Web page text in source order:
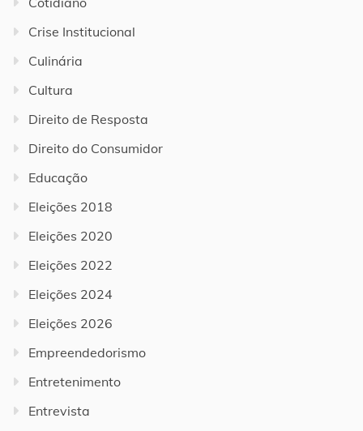
Crise Institucional
Culinária
Cultura
Direito de Resposta
Direito do Consumidor
Educação
Eleições 2018
Eleições 2020
Eleições 2022
Eleições 2024
Eleições 2026
Empreendedorismo
Entretenimento
Entrevista